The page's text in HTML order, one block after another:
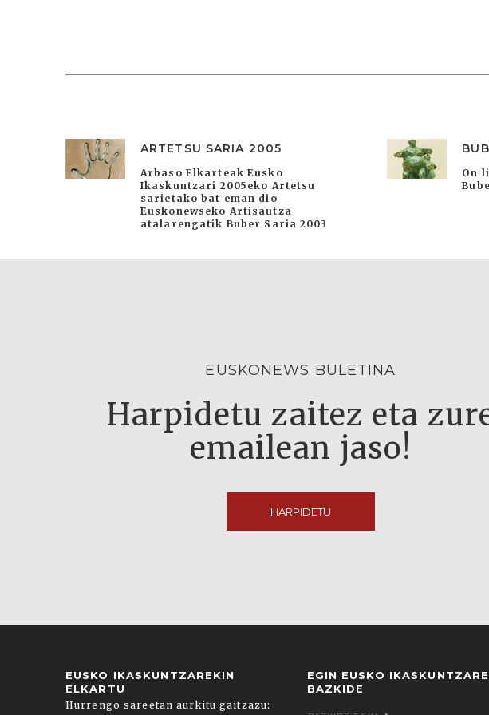
ARTETSU SARIA 2005
Arbaso Elkarteak Eusko
Ikaskuntzari 2005eko Artetsu
sarietako bat eman dio
Euskonewseko Artisautza
atalarengatik Buber Saria 2003
On
EUSKONEWS BULETINA
Harpidetu zaitez eta
emailean jaso!
HARPIDETU
EUSKO IKASKUNTZAREKIN
ELKARTU
Hurrengo sareetan aurkitu gaitzazu:
EGIN EUSKO
BAZKIDE